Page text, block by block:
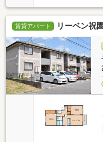
賃貸アパート リーベン祝園